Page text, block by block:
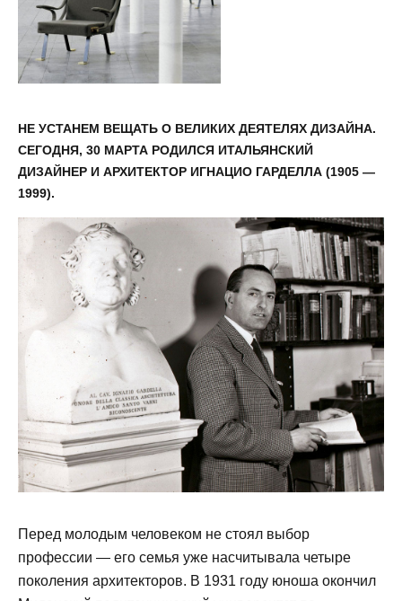
НЕ УСТАНЕМ ВЕЩАТЬ О ВЕЛИКИХ ДЕЯТЕЛЯХ ДИЗАЙНА.
СЕГОДНЯ, 30 МАРТА РОДИЛСЯ ИТАЛЬЯНСКИЙ
ДИЗАЙНЕР И АРХИТЕКТОР ИГНАЦИО ГАРДЕЛЛА (1905 —
1999).
Перед молодым человеком не стоял выбор
профессии — его семья уже насчитывала четыре
поколения архитекторов. В 1931 году юноша окончил